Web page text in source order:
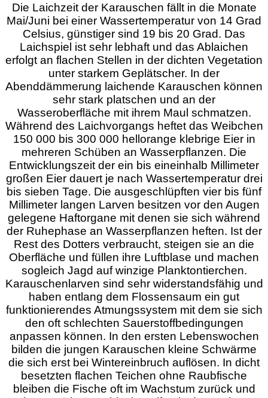
Die Laichzeit der Karauschen fällt in die Monate
Mai/Juni bei einer Wassertemperatur von 14 Grad
Celsius, günstiger sind 19 bis 20 Grad. Das
Laichspiel ist sehr lebhaft und das Ablaichen
erfolgt an flachen Stellen in der dichten Vegetation
unter starkem Geplätscher. In der
Abenddämmerung laichende Karauschen können
sehr stark platschen und an der
Wasseroberfläche mit ihrem Maul schmatzen.
Während des Laichvorgangs heftet das Weibchen
150 000 bis 300 000 hellorange klebrige Eier in
mehreren Schüben an Wasserpflanzen. Die
Entwicklungszeit der ein bis eineinhalb Millimeter
großen Eier dauert je nach Wassertemperatur drei
bis sieben Tage. Die ausgeschlüpften vier bis fünf
Millimeter langen Larven besitzen vor den Augen
gelegene Haftorgane mit denen sie sich während
der Ruhephase an Wasserpflanzen heften. Ist der
Rest des Dotters verbraucht, steigen sie an die
Oberfläche und füllen ihre Luftblase und machen
sogleich Jagd auf winzige Planktontierchen.
Karauschenlarven sind sehr widerstandsfähig und
haben entlang dem Flossensaum ein gut
funktionierendes Atmungssystem mit dem sie sich
den oft schlechten Sauerstoffbedingungen
anpassen können. In den ersten Lebenswochen
bilden die jungen Karauschen kleine Schwärme
die sich erst bei Wintereinbruch auflösen. In dicht
besetzten flachen Teichen ohne Raubfische
bleiben die Fische oft im Wachstum zurück und